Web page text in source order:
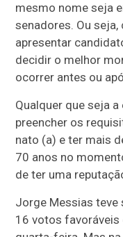
mesmo nome seja
senadores. Ou
apresentar
decidir o melhor
ocorrer antes ou
Qualquer que seja
preencher os
nato (a) e ter mais
70 anos no
de ter uma
Jorge Messias teve
16 votos favoráveis